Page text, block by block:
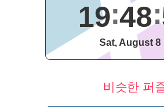
19 48
Sat, August 8
비슷한 퍼